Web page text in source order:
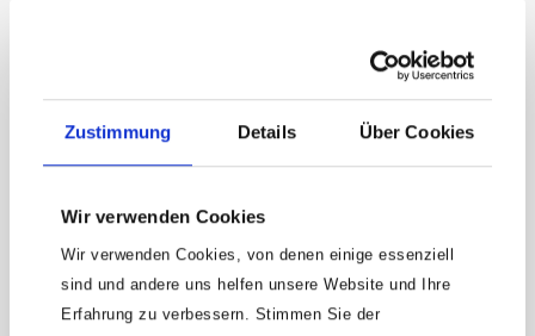
Zustimmung Details Über Cookies
Wir verwenden Cookies
Wir verwenden Cookies, von denen einige essenziell
sind und andere uns helfen unsere Website und Ihre
Erfahrung zu verbessern. Stimmen Sie der
Geschmiedete AusführungDurchgängig gehärtet nach DIN (54-58